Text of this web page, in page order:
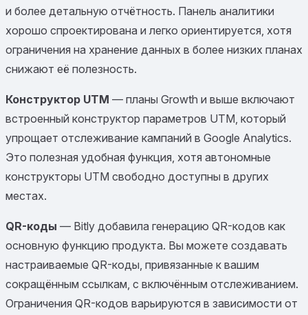
и более детальную отчётность. Панель аналитики
хорошо спроектирована и легко ориентируется, хотя
ограничения на хранение данных в более низких планах
снижают её полезность.
Конструктор UTM — планы Growth и выше включают
встроенный конструктор параметров UTM, который
упрощает отслеживание кампаний в Google Analytics.
Это полезная удобная функция, хотя автономные
конструкторы UTM свободно доступны в других
местах.
QR-коды — Bitly добавила генерацию QR-кодов как
основную функцию продукта. Вы можете создавать
настраиваемые QR-коды, привязанные к вашим
сокращённым ссылкам, с включённым отслеживанием.
Ограничения QR-кодов варьируются в зависимости от